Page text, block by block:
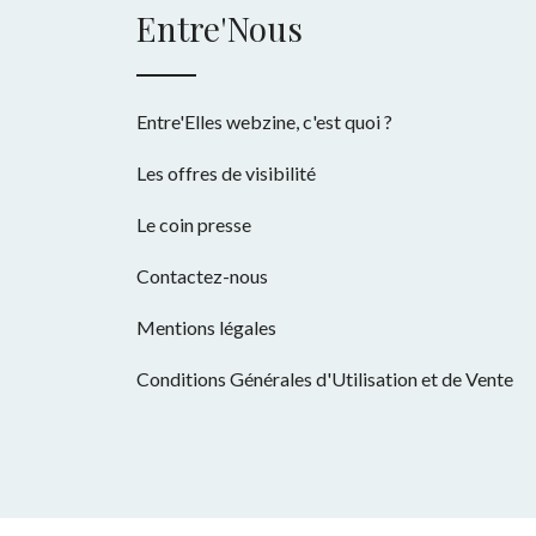
Entre'Nous
Entre'Elles webzine, c'est quoi ?
Les offres de visibilité
Le coin presse
Contactez-nous
Mentions légales
Conditions Générales d'Utilisation et de Vente